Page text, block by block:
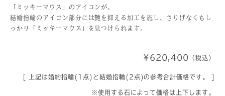
「ミッキーマウス」のアイコンが。
結婚指輪のアイコン部分には艶を抑える加工を施し、さりげなくもし
っかり「ミッキーマウス」を見つけられます。
¥620,400 （税込）
[ 上記は婚約指輪(1点)と結婚指輪(2点)の参考合計価格です。 ]
※使用する石によって価格は上下します。